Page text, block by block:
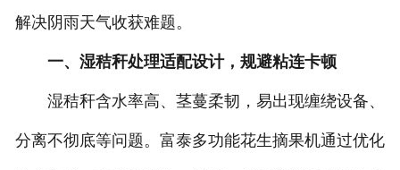
解决阴雨天气收获难题。
一、湿秸秆处理适配设计，规避粘连卡顿
湿秸秆含水率高、茎蔓柔韧，易出现缠绕设备、
分离不彻底等问题。富泰多功能花生摘果机通过优化